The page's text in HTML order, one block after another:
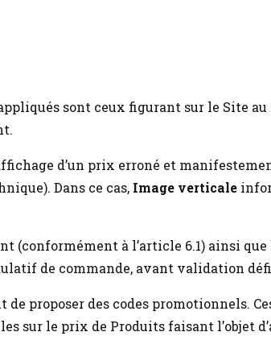
sont ceux figurant sur le Site
d’un prix erroné et
Dans ce cas, Image verticale
(conformément à l’article 6.1) ainsi
de commande, avant validation
de proposer des codes promotionnels.
sur le prix de Produits faisant l’objet